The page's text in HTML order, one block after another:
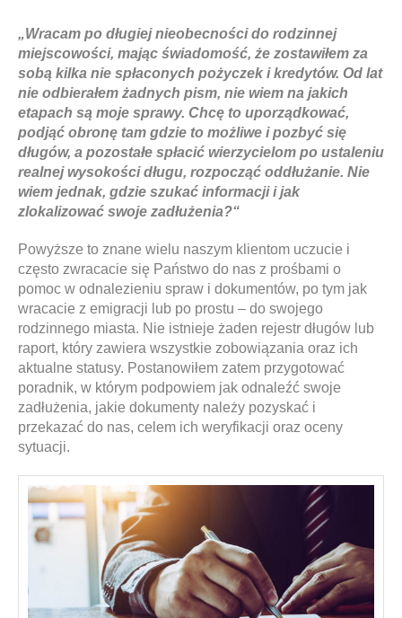
„Wracam po długiej nieobecności do rodzinnej
miejscowości, mając świadomość, że zostawiłem za
sobą kilka nie spłaconych pożyczek i kredytów. Od lat
nie odbierałem żadnych pism, nie wiem na jakich
etapach są moje sprawy. Chcę to uporządkować,
podjąć obronę tam gdzie to możliwe i pozbyć się
długów, a pozostałe spłacić wierzycielom po ustaleniu
realnej wysokości długu, rozpocząć oddłużanie. Nie
wiem jednak, gdzie szukać informacji i jak
zlokalizować swoje zadłużenia?“
Powyższe to znane wielu naszym klientom uczucie i
często zwracacie się Państwo do nas z prośbami o
pomoc w odnalezieniu spraw i dokumentów, po tym jak
wracacie z emigracji lub po prostu – do swojego
rodzinnego miasta. Nie istnieje żaden rejestr długów lub
raport, który zawiera wszystkie zobowiązania oraz ich
aktualne statusy. Postanowiłem zatem przygotować
poradnik, w którym podpowiem jak odnaleźć swoje
zadłużenia, jakie dokumenty należy pozyskać i
przekazać do nas, celem ich weryfikacji oraz oceny
sytuacji.